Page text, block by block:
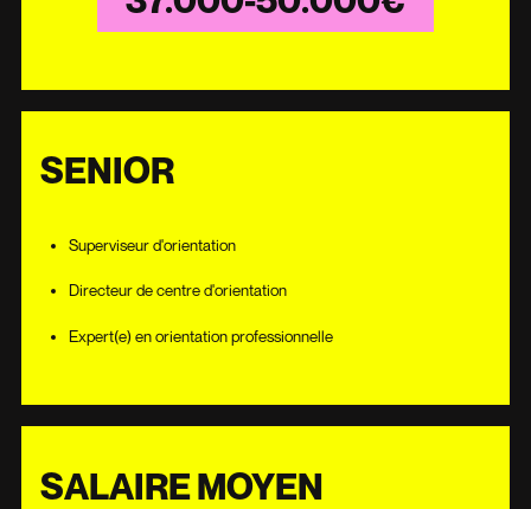
SENIOR
Superviseur d'orientation
Directeur de centre d'orientation
Expert(e) en orientation professionnelle
SALAIRE MOYEN